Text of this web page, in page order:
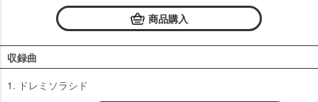
商品購入
収録曲
1. ドレミソラシド